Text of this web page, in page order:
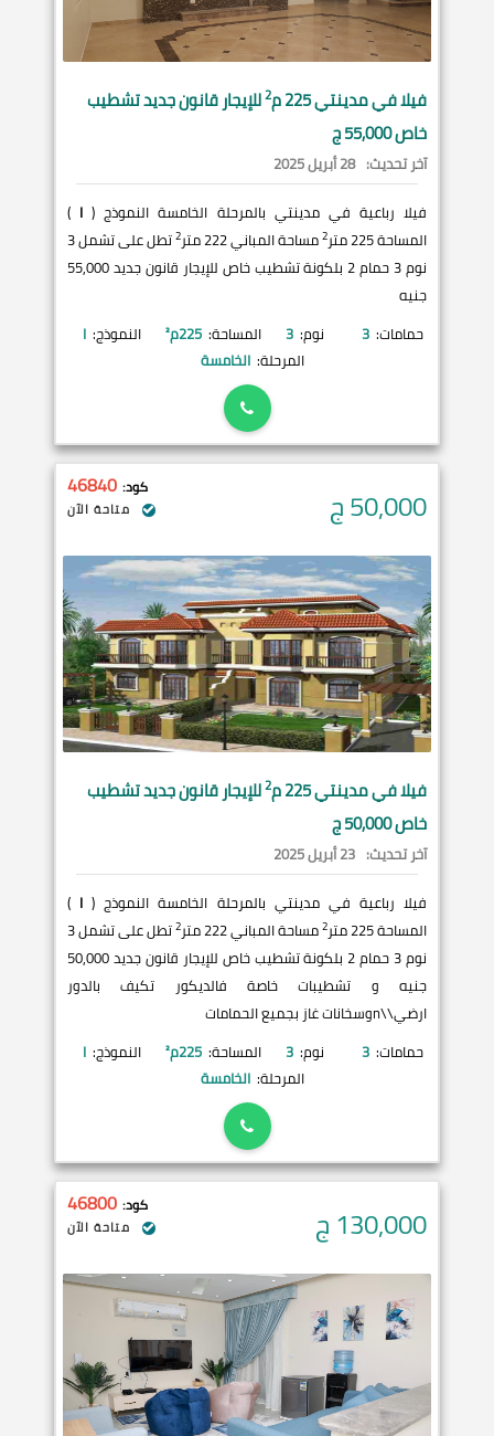
فيلا فيمدينتي225 م 2للإيجار قانون جديد تشطيب
خاص 55,000 ج
آخر تحديث: 28 أبريل 2025
فيلا رباعية في مدينتي بالمرحلة الخامسة النموذج ( I
)
المساحة 225 متر
2مساحة المباني 222 متر 2
تطل على تشمل 3
نوم 3 حمام 2 بلكونة تشطيب خاص للإيجار قانون جديد 55,000
جنيه
حمامات: 3 نوم: 3 المساحة: 225م² النموذج: I
المرحلة: الخامسة
50,000ج كود: 46840
متاحة الآن
فيلا فيمدينتي225 م 2للإيجار قانون جديد تشطيب
خاص 50,000 ج
آخر تحديث: 23 أبريل 2025
فيلا رباعية في مدينتي بالمرحلة الخامسة النموذج ( I
)
المساحة 225 متر
2مساحة المباني 222 متر 2
تطل على تشمل 3
نوم 3 حمام 2 بلكونة تشطيب خاص للإيجار قانون جديد 50,000
جنيه و تشطيبات خاصة فالديكور تكيف بالدور
ارضي\\nوسخانات غاز بجميع الحمامات
حمامات: 3 نوم: 3 المساحة: 225م² النموذج: I
المرحلة: الخامسة
130,000ج كود: 46800
متاحة الآن